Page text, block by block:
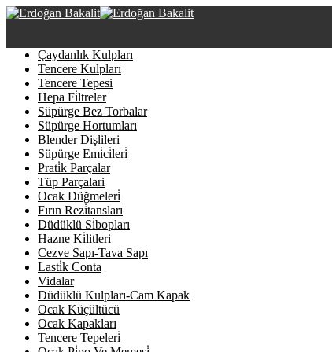
Çaydanlık Kulpları
Tencere Kulpları
Tencere Tepesi
Hepa Fi̇ltreler
Süpürge Bez Torbalar
Süpürge Hortumları
Blender Dişlileri
Süpürge Emi̇ci̇leri̇
Prati̇k Parçalar
Tüp Parçalari
Ocak Düğmeleri̇
Fırın Rezi̇tansları
Düdüklü Si̇bopları
Hazne Ki̇litleri
Cezve Sapı-Tava Sapı
Lasti̇k Conta
Vidalar
Düdüklü Kulpları-Cam Kapak
Ocak Küçültücü
Ocak Kapakları
Tencere Tepeleri̇